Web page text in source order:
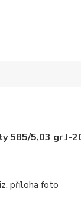
585/5,03 gr J-
příloha foto